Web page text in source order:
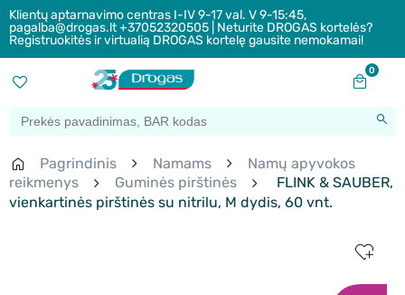
Klientų aptarnavimo centras I-IV 9-17 val. V 9-15:45,
pagalba@drogas.lt +37052320505 | Neturite DROGAS kortelės?
Registruokitės ir virtualią DROGAS kortelę gausite nemokamai!
0
Pagrindinis Namams
Namų apyvokos
reikmenys
Guminės pirštinės
FLINK & SAUBER,
vienkartinės pirštinės su nitrilu, M dydis, 60 vnt.